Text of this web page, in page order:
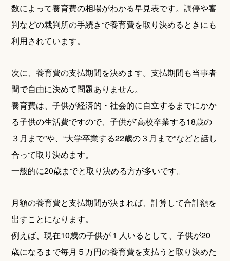
数によって養育費の相場がわかる早見表です。調停や審
判などの裁判所の手続きで養育費を取り決めるときにも
利用されています。
次に、養育費の支払期間を決めます。支払期間も当事者
間で自由に決めて問題ありません。
養育費は、子供が経済的・社会的に自立するまでにかか
る子供の生活費ですので、子供が”高校卒業する18歳の
３月まで”や、“大学卒業する22歳の３月まで”などと話し
合って取り決めます。
一般的に20歳までと取り決める方が多いです。
月額の養育費と支払期間が決まれば、計算して合計額を
出すことになります。
例えば、現在10歳の子供が１人いるとして、子供が20
歳になるまで毎月５万円の養育費を支払うと取り決めた